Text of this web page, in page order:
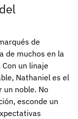
de
de muchos en la
un linaje
Nathaniel es el
un noble. No
esconde un